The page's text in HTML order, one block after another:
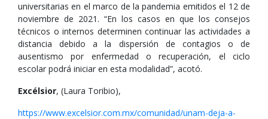
universitarias en el marco de la pandemia emitidos el 12 de
noviembre de 2021. “En los casos en que los consejos
técnicos o internos determinen continuar las actividades a
distancia debido a la dispersión de contagios o de
ausentismo por enfermedad o recuperación, el ciclo
escolar podrá iniciar en esta modalidad”, acotó.
Excélsior, (Laura Toribio),
https://www.excelsior.com.mx/comunidad/unam-deja-a-